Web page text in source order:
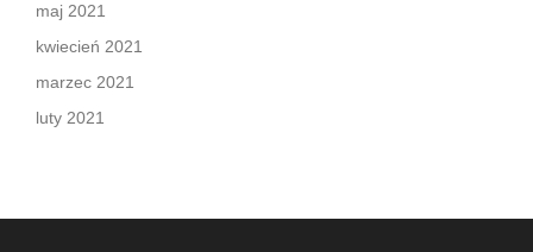
maj 2021
kwiecień 2021
marzec 2021
luty 2021